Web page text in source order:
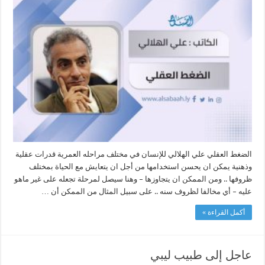
مغلقة
الضغط العقلي علي الهلالي للإنسان في مختلف مراحله العمرية قدرات عقلية
وذهنية يمكن ان يحسن استخدامها من أجل ان يتعايش مع الحياة بمختلف
ظروفها .. ومن الممكن ان يتجاوزها – وهنا سيصل لمرحلة تجعله على غير ماهو
عليه – أي مخالفا لظروف سنه .. على سبيل المثال من الممكن أن …
أكمل القراءة »
عاجل إلى طبيب ليبي